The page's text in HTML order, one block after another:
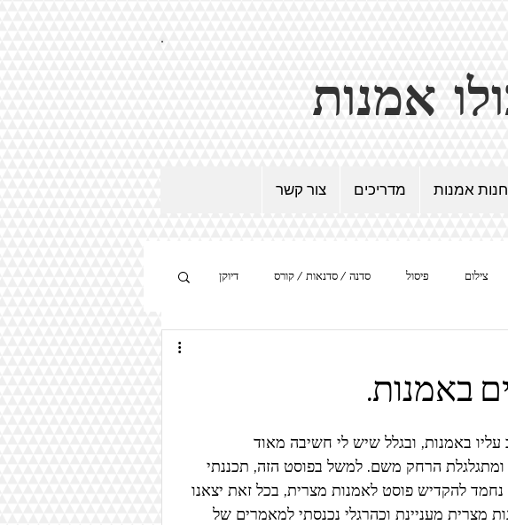
צילום פיסול סדנה / סדנאות / קורס דיוקן
עתיקה מחאה ריאליזם אמנות בינלאומית
באמנות.
באמנות, ובגלל שיש לי חשיבה מאוד
הרחק משם. למשל בפוסט הזה, תכננתי
להקדיש פוסט לאמנות מצרית, בכל זאת יצאנו
מצרית מעניינת וכהרגלי נכנסתי למאמרים של
חנות אמנות מדריכים צור קשר